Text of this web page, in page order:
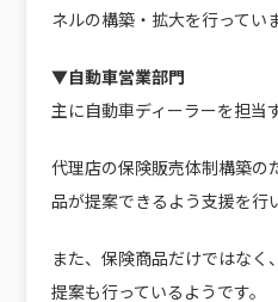
ネルの構築・拡大を行っていま
▼自動車営業部門
主に自動車ディーラーを担当
代理店の保険販売体制構築の
品が提案できるよう支援を行
また、保険商品だけではなく
提案も行っているようです。